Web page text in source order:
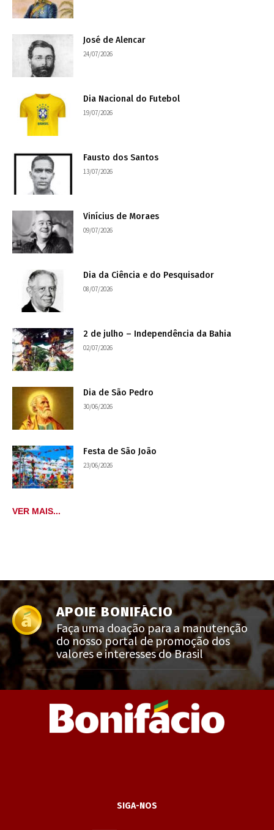
José de Alencar
24/07/2026
Dia Nacional do Futebol
19/07/2026
Fausto dos Santos
13/07/2026
Vinícius de Moraes
09/07/2026
Dia da Ciência e do Pesquisador
08/07/2026
2 de julho – Independência da Bahia
02/07/2026
Dia de São Pedro
30/06/2026
Festa de São João
23/06/2026
VER MAIS...
APOIE BONIFÁCIO
Faça uma doação para a manutenção
do nosso portal de promoção dos
valores e interesses do Brasil
SIGA-NOS